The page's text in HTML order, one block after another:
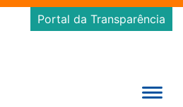
Portal da Transparência